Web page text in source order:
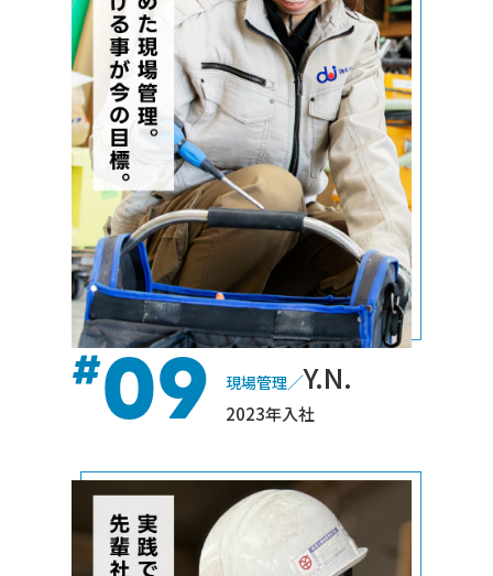
#09 現場管理／Y.N.
2023年入社